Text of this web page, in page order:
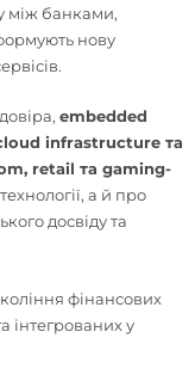
між банками,
нову
embedded
infrastructure та
retail та gaming-
а й про
досвіду та
фінансових
інтегрованих у